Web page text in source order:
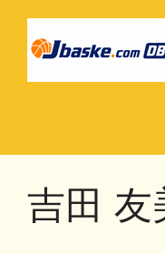
吉田 友